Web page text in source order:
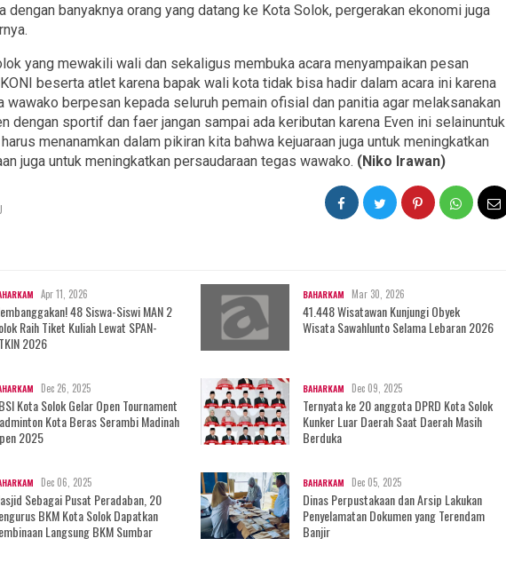
dengan banyaknya orang yang datang ke Kota Solok, pergerakan ekonomi juga
yang mewakili wali dan sekaligus membuka acara menyampaikan pesan
beserta atlet karena bapak wali kota tidak bisa hadir dalam acara ini karena
wawako berpesan kepada seluruh pemain ofisial dan panitia agar melaksanakan
dengan sportif dan faer jangan sampai ada keributan karena Even ini selainuntuk
menanamkan dalam pikiran kita bahwa kejuaraan juga untuk meningkatkan
juga untuk meningkatkan persaudaraan tegas wawako. (Niko Irawan)
Apr 11, 2026
48 Siswa-Siswi MAN 2
Raih Tiket Kuliah Lewat SPAN-
2026
BAHARKAM Mar 30, 2026
41.448 Wisatawan Kunjungi Obyek
Wisata Sawahlunto Selama Lebaran 2026
Dec 26, 2025
Kota Solok Gelar Open Tournament
Kota Beras Serambi Madinah
2025
BAHARKAM Dec 09, 2025
Ternyata ke 20 anggota DPRD Kota Solok
Kunker Luar Daerah Saat Daerah Masih
Berduka
Dec 06, 2025
Sebagai Pusat Peradaban, 20
BKM Kota Solok Dapatkan
Langsung BKM Sumbar
BAHARKAM Dec 05, 2025
Dinas Perpustakaan dan Arsip Lakukan
Penyelamatan Dokumen yang Terendam
Banjir